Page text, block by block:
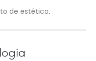
de estética.